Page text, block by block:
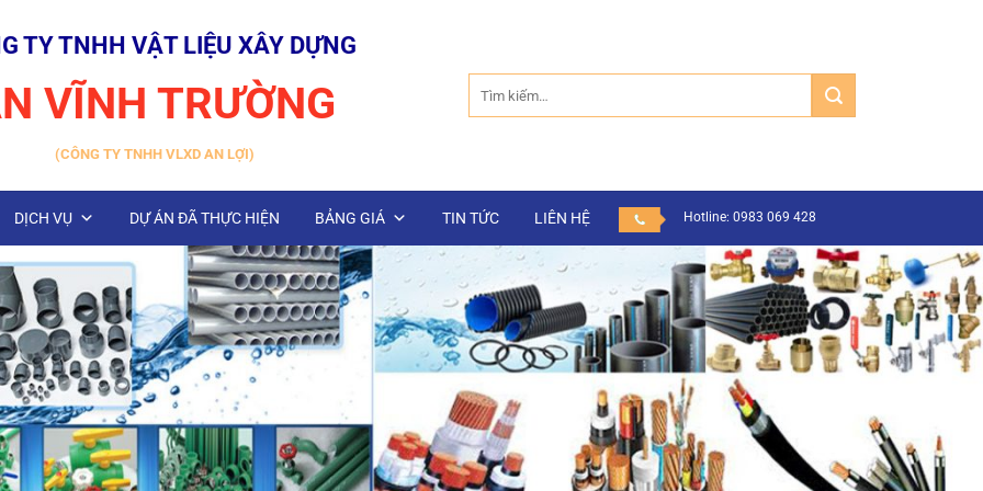
TY TNHH VẬT LIỆU XÂY DỰNG
VĨNH TRƯỜNG
(CÔNG TY TNHH VLXD AN LỢI)
kiếm:
DỊCH VỤ DỰ ÁN ĐÃ THỰC HIỆN BẢNG GIÁ TIN TỨC LIÊN HỆ Hotline: 0983 069 428